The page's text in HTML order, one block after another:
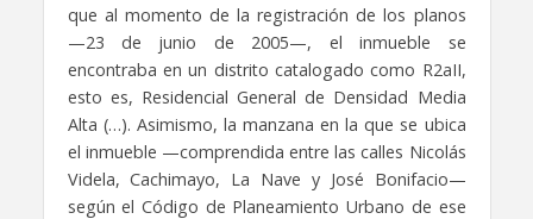
que al momento de la registración de los planos
—23 de junio de 2005—, el inmueble se
encontraba en un distrito catalogado como R2aII,
esto es, Residencial General de Densidad Media
Alta (…). Asimismo, la manzana en la que se ubica
el inmueble —comprendida entre las calles Nicolás
Videla, Cachimayo, La Nave y José Bonifacio—
según el Código de Planeamiento Urbano de ese